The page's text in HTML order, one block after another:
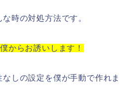
時の対処方法です。
からお誘いします！
しの設定を僕が手動で作れま